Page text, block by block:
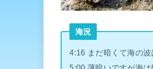
海況
4:16 まだ暗くて海の